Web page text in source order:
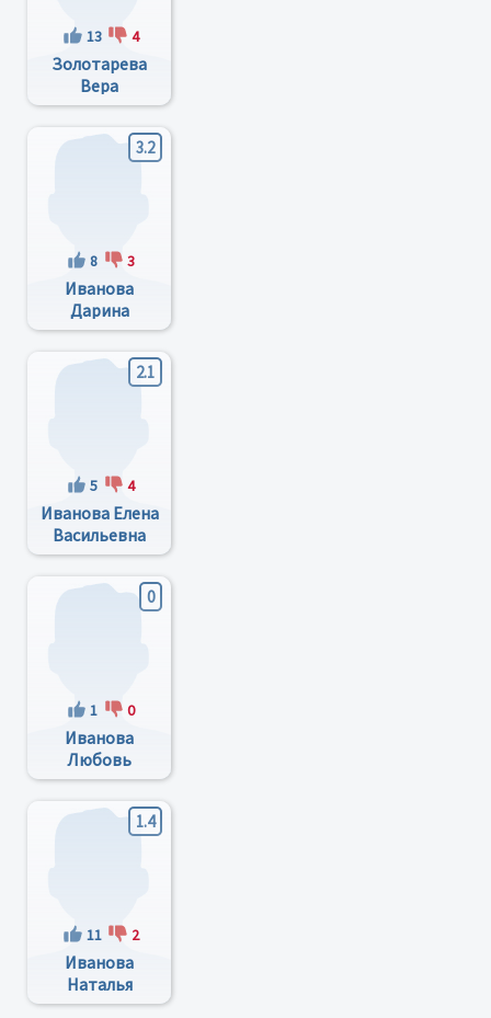
13 4
Золотарева
Вера
Степановна
3.2
8 3
Иванова
Дарина
Георгиевна
2.1
5 4
Иванова Елена
Васильевна
0
1 0
Иванова
Любовь
Ивановна
1.4
11 2
Иванова
Наталья
Дмитриевна